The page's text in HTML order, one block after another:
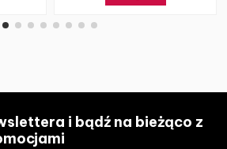
i bądź na bieżąco z